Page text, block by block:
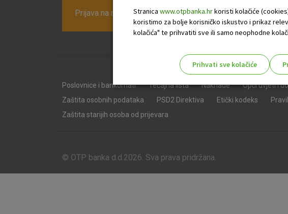
Prijava na newsletter OTP banke
Poslovnice i bankomati Tečajna lista Naknade Opći uvjeti i
Zaštita osobnih podataka
PSD2 Direktiva Etički kodeks
Zaštita starijih osoba od prijevara
© OTP banka d.d.2026. Sva prava pridržana.
Stranica www.otpbanka.hrkoristi kolačiće
koristimo za bolje korisničko iskustvo i prikaz
kolačića" te prihvatiti sve ili samo neophodne
Prihvati sve kolačiće